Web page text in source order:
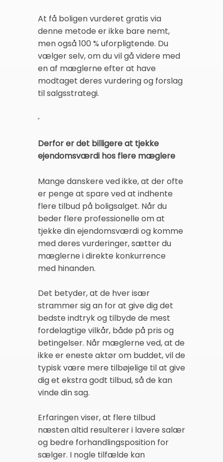
At få boligen vurderet gratis via
denne metode er ikke bare nemt,
men også 100 % uforpligtende. Du
vælger selv, om du vil gå videre med
en af mæglerne efter at have
modtaget deres vurdering og forslag
til salgsstrategi.
Derfor er det billigere at tjekke
ejendomsværdi hos flere mæglere
Mange danskere ved ikke, at der ofte
er penge at spare ved at indhente
flere tilbud på boligsalget. Når du
beder flere professionelle om at
tjekke din ejendomsværdi og komme
med deres vurderinger, sætter du
mæglerne i direkte konkurrence
med hinanden.
Det betyder, at de hver især
strammer sig an for at give dig det
bedste indtryk og tilbyde de mest
fordelagtige vilkår, både på pris og
betingelser. Når mæglerne ved, at de
ikke er eneste aktør om buddet, vil de
typisk være mere tilbøjelige til at give
dig et ekstra godt tilbud, så de kan
vinde din sag.
Erfaringen viser, at flere tilbud
næsten altid resulterer i lavere salær
og bedre forhandlingsposition for
sælger. I nogle tilfælde kan